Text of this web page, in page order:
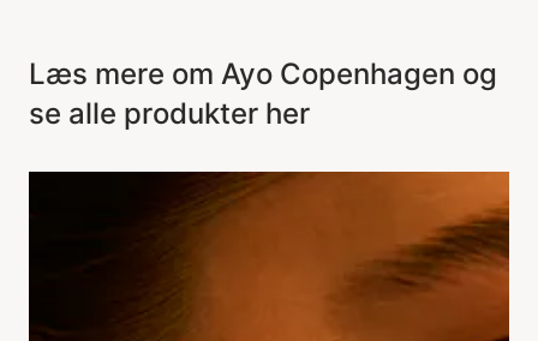
Læs mere om Ayo Copenhagen og
se alle produkter her